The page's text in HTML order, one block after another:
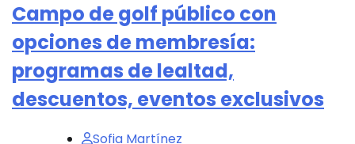
Campo de golf público con
opciones de membresía:
programas de lealtad,
descuentos, eventos exclusivos
Sofia Martínez